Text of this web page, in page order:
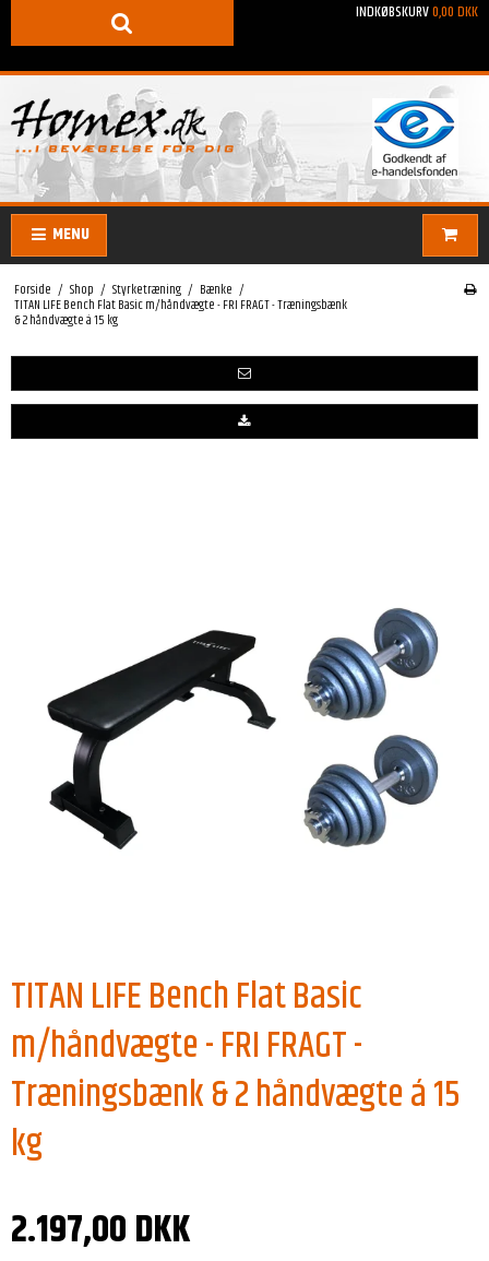
INDKØBSKURV0,00 DKK
MENU
Forside / Shop / Styrketræning / Bænke /
TITAN LIFE Bench Flat Basic m/håndvægte - FRI FRAGT - Træningsbænk
& 2 håndvægte á 15 kg
TITAN LIFE Bench Flat Basic
m/håndvægte - FRI FRAGT -
Træningsbænk & 2 håndvægte á 15
kg
2.197,00 DKK